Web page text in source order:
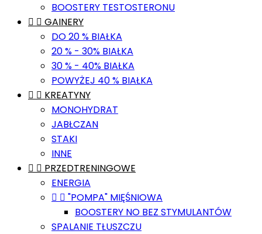
BOOSTERY TESTOSTERONU
  GAINERY
DO 20 % BIAŁKA
20 % - 30% BIAŁKA
30 % - 40% BIAŁKA
POWYŻEJ 40 % BIAŁKA
  KREATYNY
MONOHYDRAT
JABŁCZAN
STAKI
INNE
  PRZEDTRENINGOWE
ENERGIA
  "POMPA" MIĘŚNIOWA
BOOSTERY NO BEZ STYMULANTÓW
SPALANIE TŁUSZCZU